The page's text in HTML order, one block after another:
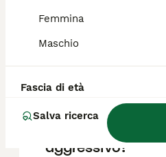
Femmina
Maschio
Fascia di età
Salva ricerca
Il Maine Coon è
aggressivo?